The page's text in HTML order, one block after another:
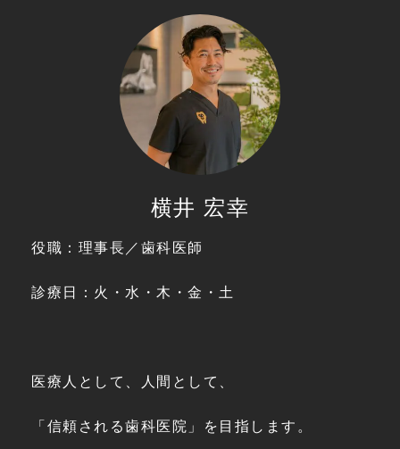
横井 宏幸
役職：理事長／歯科医師
診療日：火・水・木・金・土
医療人として、人間として、
「信頼される歯科医院」を目指します。